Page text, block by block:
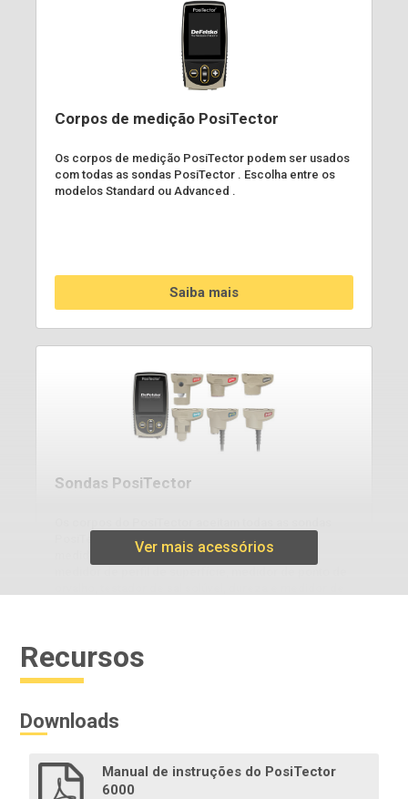
Corpos de medição PosiTector
Os corpos de medição PosiTector podem ser usados
com todas as sondas PosiTector . Escolha entre os
modelos Standard ou Advanced .
Saiba mais
Sondas PosiTector
PosiTector , convertendo-se facilmente de um
medidor de espessura de revestimento em um
Ver mais acessórios
Recursos
Downloads
Manual de instruções do PosiTector
6000